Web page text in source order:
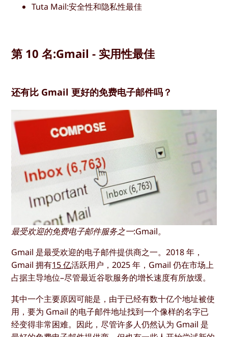
Tuta Mail:安全性和隐私性最佳
第 10 名:Gmail - 实用性最佳
还有比 Gmail 更好的免费电子邮件吗？
最受欢迎的免费电子邮件服务之一:Gmail。
Gmail 是最受欢迎的电子邮件提供商之一。2018 年，
Gmail 拥有15 亿活跃用户，2025 年，Gmail 仍在市场上
占据主导地位–尽管最近谷歌服务的增长速度有所放缓。
其中一个主要原因可能是，由于已经有数十亿个地址被使
用，要为 Gmail 的电子邮件地址找到一个像样的名字已
经变得非常困难。因此，尽管许多人仍然认为 Gmail 是